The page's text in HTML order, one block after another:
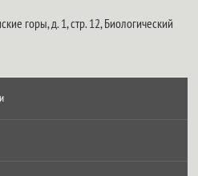
горы, д. 1, стр. 12,Биологический